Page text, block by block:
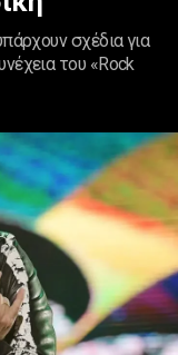
σχέδια για
του «Rock